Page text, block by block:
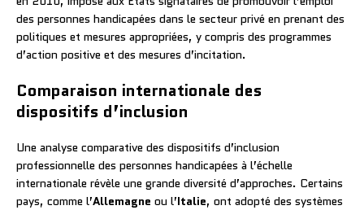
des personnes handicapées dans le secteur privé en prenant des
politiques et mesures appropriées, y compris des programmes
d’action positive et des mesures d’incitation.
Comparaison internationale des
dispositifs d’inclusion
Une analyse comparative des dispositifs d’inclusion
professionnelle des personnes handicapées à l’échelle
internationale révèle une grande diversité d’approches. Certains
pays, comme l’Allemagne ou l’Italie, ont adopté des systèmes